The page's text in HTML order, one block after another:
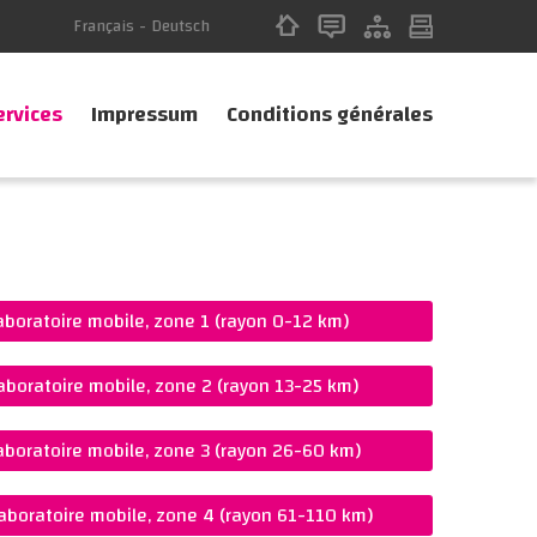
Français - Deutsch
Impressum Conditions générales
mobile, zone 1 (rayon 0-12 km)
mobile, zone 2 (rayon 13-25 km)
mobile, zone 3 (rayon 26-60 km)
mobile, zone 4 (rayon 61-110 km)